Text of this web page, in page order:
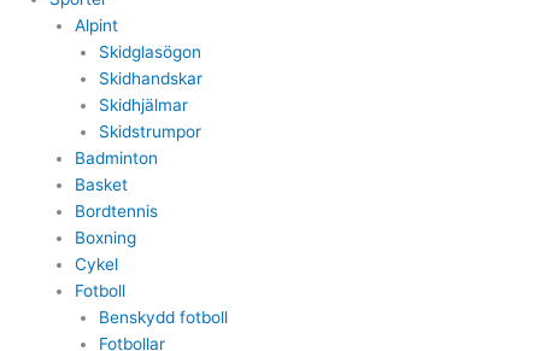
Alpint
Skidglasögon
Skidhandskar
Skidhjälmar
Skidstrumpor
Badminton
Basket
Bordtennis
Boxning
Cykel
Fotboll
Benskydd fotboll
Fotbollar